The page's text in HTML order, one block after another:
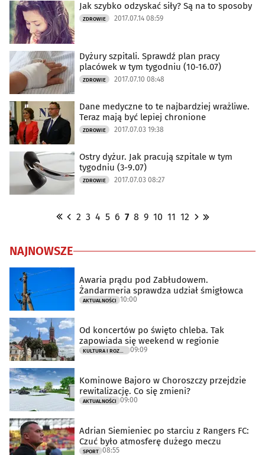
Jak szybko odzyskać siły? Są na to sposoby
ZDROWIE 2017.07.14 08:59
Dyżury szpitali. Sprawdź plan pracy
placówek w tym tygodniu (10-16.07)
ZDROWIE 2017.07.10 08:48
Dane medyczne to te najbardziej wrażliwe.
Teraz mają być lepiej chronione
ZDROWIE 2017.07.03 19:38
Ostry dyżur. Jak pracują szpitale w tym
tygodniu (3-9.07)
ZDROWIE 2017.07.03 08:27
2 3 4 5 6 7 8 9 10 11 12
NAJNOWSZE
Awaria prądu pod Zabłudowem.
Żandarmeria sprawdza udział śmigłowca
AKTUALNOŚCI 10:00
Od koncertów po święto chleba. Tak
zapowiada się weekend w regionie
09:09
Kominowe Bajoro w Choroszczy przejdzie
rewitalizację. Co się zmieni?
AKTUALNOŚCI 09:00
Adrian Siemieniec po starciu z Rangers FC:
Czuć było atmosferę dużego meczu
SPORT 08:55